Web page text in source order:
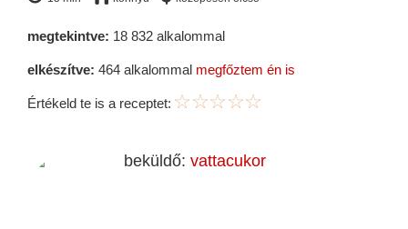
megtekintve: 18 832 alkalommal
elkészítve: 464 alkalommal megfőztem én is
Értékeld te is a receptet:
beküldő: vattacukor